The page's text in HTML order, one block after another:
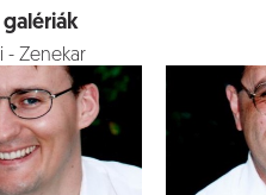
- Zenekar